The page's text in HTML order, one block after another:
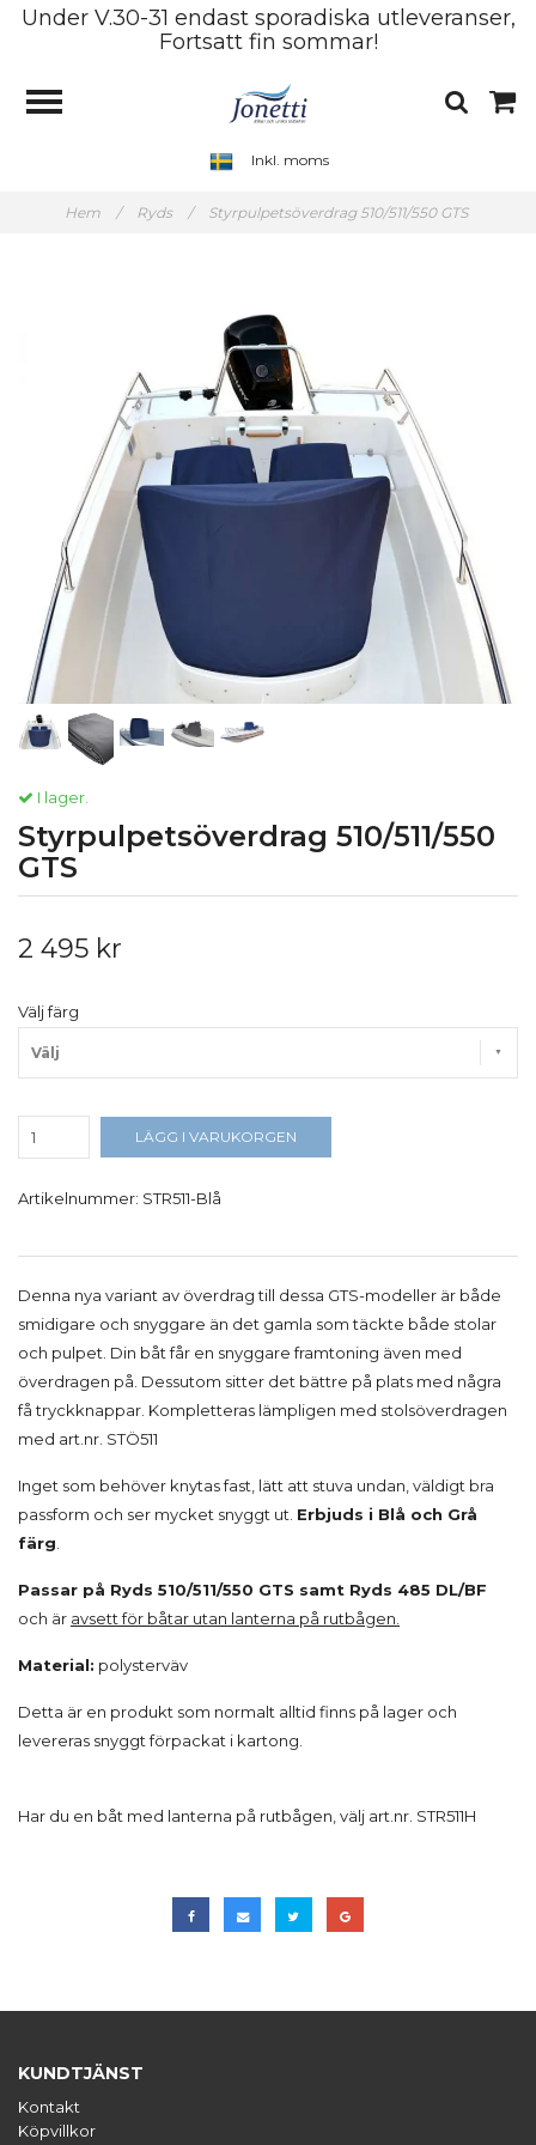
Under V.30-31 endast sporadiska utleveranser,
Fortsatt fin sommar!
Inkl. moms
Hem / Ryds / Styrpulpetsöverdrag 510/511/550 GTS
I lager.
Styrpulpetsöverdrag 510/511/550
GTS
2 495 kr
Välj färg
Välj
LÄGG I VARUKORGEN
Artikelnummer: STR511-Blå
Denna nya variant av överdrag till dessa GTS-modeller är både
smidigare och snyggare än det gamla som täckte både stolar
och pulpet. Din båt får en snyggare framtoning även med
överdragen på. Dessutom sitter det bättre på plats med några
få tryckknappar. Kompletteras lämpligen med stolsöverdragen
med art.nr. STÖ511
Inget som behöver knytas fast, lätt att stuva undan, väldigt bra
passform och ser mycket snyggt ut. Erbjuds i Blå och Grå
färg
Passar på Ryds 510/511/550 GTS samt Ryds 485 DL/BF
och är avsett för båtar utan lanterna på rutbågen.
Material: polysterväv
Detta är en produkt som normalt alltid finns på lager och
levereras snyggt förpackat i kartong.
Har du en båt med lanterna på rutbågen, välj art.nr. STR511H
KUNDTJÄNST
Kontakt
Köpvillkor